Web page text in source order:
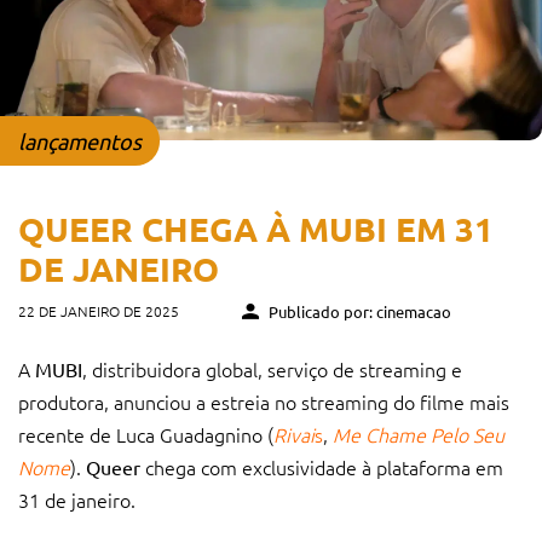
lançamentos
QUEER CHEGA À MUBI EM 31
DE JANEIRO
22 DE JANEIRO DE 2025 Publicado por: cinemacao
A MUBI, distribuidora global, serviço de streaming e
produtora, anunciou a estreia no streaming do filme mais
recente de Luca Guadagnino (Rivais, Me Chame Pelo Seu
Nome). Queer chega com exclusividade à plataforma em
31 de janeiro.